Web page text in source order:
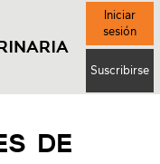
Iniciar
sesión
Suscribirse
de